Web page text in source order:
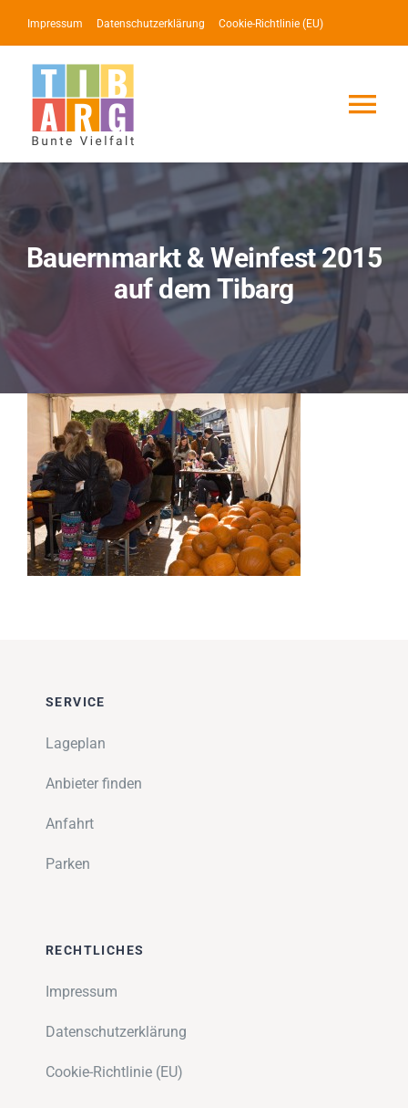
Inhalt
springen
Impressum Datenschutzerklärung Cookie-Richtlinie (EU)
Service
Impressionen
Über uns
SUCHE
NACH:
Bauernmarkt & Weinfest 2015
auf dem Tibarg
SERVICE
Lageplan
Anbieter finden
Anfahrt
Parken
RECHTLICHES
Impressum
Datenschutzerklärung
Cookie-Richtlinie (EU)